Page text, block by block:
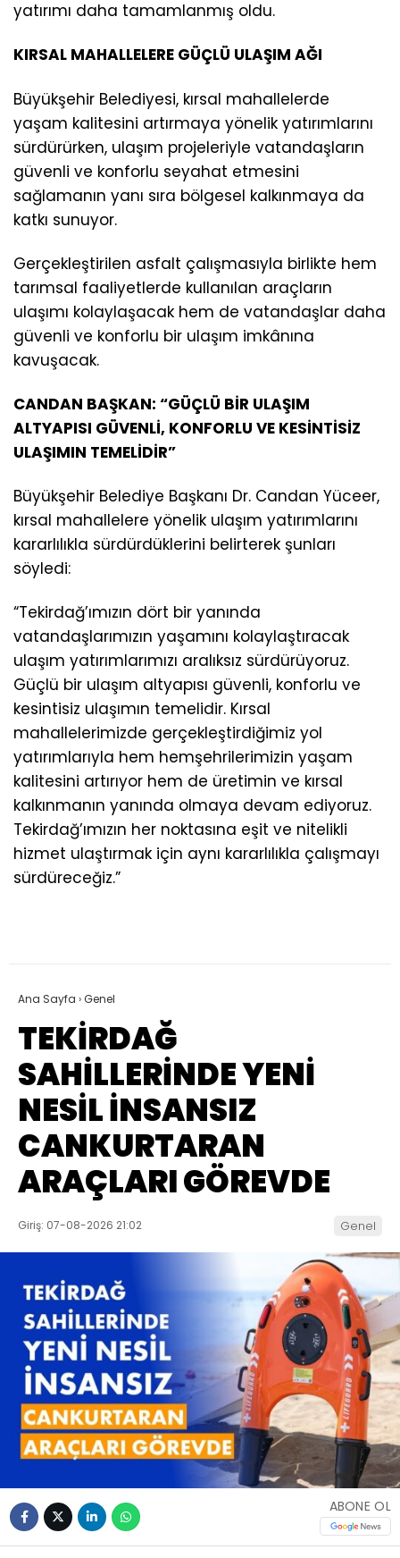
yatırımı daha tamamlanmış oldu.
KIRSAL MAHALLELERE GÜÇLÜ ULAŞIM AĞI
Büyükşehir Belediyesi, kırsal mahallelerde
yaşam kalitesini artırmaya yönelik yatırımlarını
sürdürürken, ulaşım projeleriyle vatandaşların
güvenli ve konforlu seyahat etmesini
sağlamanın yanı sıra bölgesel kalkınmaya da
katkı sunuyor.
Gerçekleştirilen asfalt çalışmasıyla birlikte hem
tarımsal faaliyetlerde kullanılan araçların
ulaşımı kolaylaşacak hem de vatandaşlar daha
güvenli ve konforlu bir ulaşım imkânına
kavuşacak.
CANDAN BAŞKAN: “GÜÇLÜ BİR ULAŞIM
ALTYAPISI GÜVENLİ, KONFORLU VE KESİNTİSİZ
ULAŞIMIN TEMELİDİR”
Büyükşehir Belediye Başkanı Dr. Candan Yüceer,
kırsal mahallelere yönelik ulaşım yatırımlarını
kararlılıkla sürdürdüklerini belirterek şunları
söyledi:
“Tekirdağ’ımızın dört bir yanında
vatandaşlarımızın yaşamını kolaylaştıracak
ulaşım yatırımlarımızı aralıksız sürdürüyoruz.
Güçlü bir ulaşım altyapısı güvenli, konforlu ve
kesintisiz ulaşımın temelidir. Kırsal
mahallelerimizde gerçekleştirdiğimiz yol
yatırımlarıyla hem hemşehrilerimizin yaşam
kalitesini artırıyor hem de üretimin ve kırsal
kalkınmanın yanında olmaya devam ediyoruz.
Tekirdağ’ımızın her noktasına eşit ve nitelikli
hizmet ulaştırmak için aynı kararlılıkla çalışmayı
sürdüreceğiz.”
Ana Sayfa ›Genel
TEKİRDAĞ
SAHİLLERİNDE YENİ
NESİL İNSANSIZ
CANKURTARAN
ARAÇLARI GÖREVDE
Giriş: 07-08-2026 21:02 Genel
ABONE OL